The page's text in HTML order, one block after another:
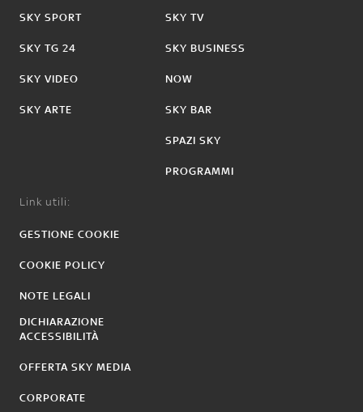
SKY SPORT
SKY TG 24
SKY VIDEO
SKY ARTE
SKY TV
SKY BUSINESS
NOW
SKY BAR
SPAZI SKY
PROGRAMMI
Link utili:
GESTIONE COOKIE
COOKIE POLICY
NOTE LEGALI
DICHIARAZIONE
ACCESSIBILITÀ
OFFERTA SKY MEDIA
CORPORATE